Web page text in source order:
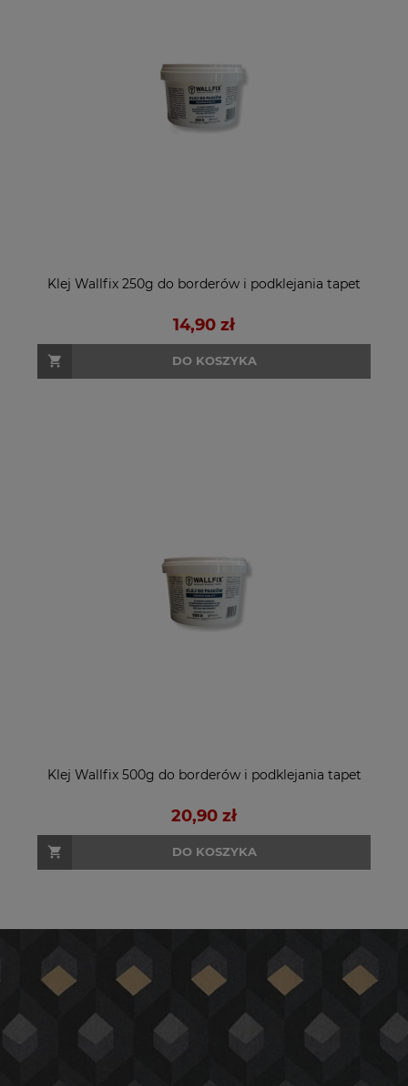
Klej Wallfix 250g do borderów i podklejania tapet
14,90 zł
DO KOSZYKA
Klej Wallfix 500g do borderów i podklejania tapet
20,90 zł
DO KOSZYKA